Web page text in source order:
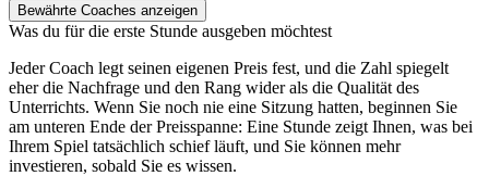
Bewährte Coaches anzeigen
Was du für die erste Stunde ausgeben möchtest
Jeder Coach legt seinen eigenen Preis fest, und die Zahl spiegelt
eher die Nachfrage und den Rang wider als die Qualität des
Unterrichts. Wenn Sie noch nie eine Sitzung hatten, beginnen Sie
am unteren Ende der Preisspanne: Eine Stunde zeigt Ihnen, was bei
Ihrem Spiel tatsächlich schief läuft, und Sie können mehr
investieren, sobald Sie es wissen.